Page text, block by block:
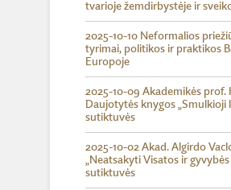
tvarioje žemdirbystėje ir
2025-10-10 Neformalios
tyrimai, politikos ir praktikos
Europoje
2025-10-09 Akademikės prof.
Daujotytės knygos „Smulkioji
sutiktuvės
2025-10-02 Akad. Algirdo
„Neatsakyti Visatos ir
sutiktuvės